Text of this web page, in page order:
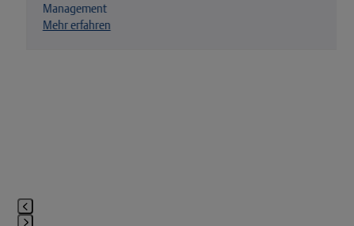
Management
Mehr erfahren